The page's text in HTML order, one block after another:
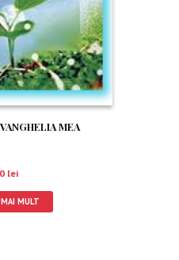
MEA
lei
MULT